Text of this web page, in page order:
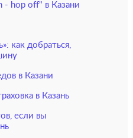
- hop off" в Казани
как добраться,
в Казани
в Казань
если вы